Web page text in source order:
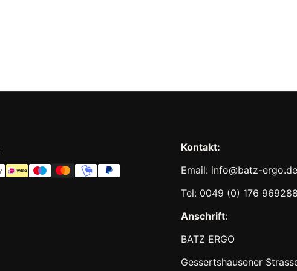
Kontakt:
Email: info@batz-ergo.de
Tel: 0049 (0) 176
Anschrift:
BATZ ERGO
Gessertshausener